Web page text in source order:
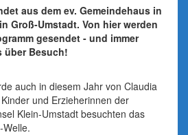
aus dem ev. Gemeindehaus in
Groß-Umstadt. Von hier werden
gesendet - und immer
über Besuch!
auch in diesem Jahr von Claudia
und Erzieherinnen der
Klein-Umstadt besuchten das